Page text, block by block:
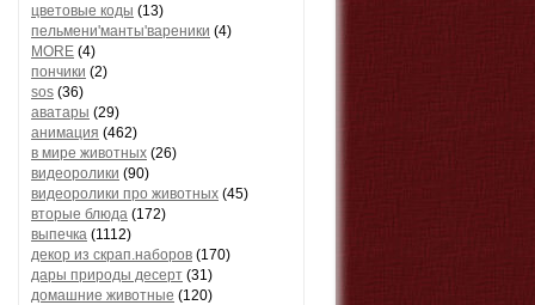
цветовые коды (13)
пельмени'манты'вареники (4)
MORE (4)
пончики (2)
sos (36)
аватары (29)
анимация (462)
в мире животных (26)
видеоролики (90)
видеоролики про животных (45)
вторые блюда (172)
выпечка (1112)
декор из скрап.наборов (170)
дары природы десерт (31)
домашние животные (120)